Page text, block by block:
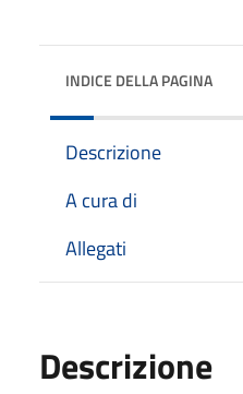
INDICE DELLA PAGINA
Descrizione
A cura di
Allegati
Descrizione